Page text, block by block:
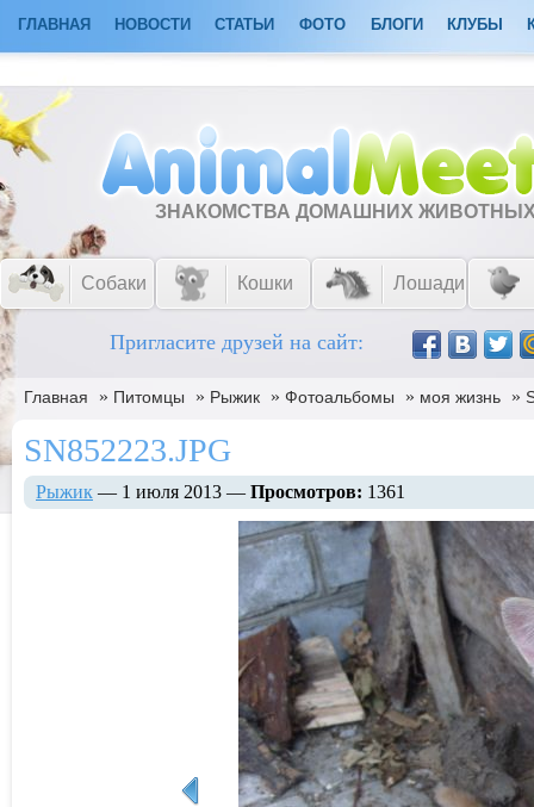
ГЛАВНАЯ НОВОСТИ СТАТЬИ ФОТО БЛОГИ КЛУБЫ
ЗНАКОМСТВА ДОМАШНИХ
Собаки Кошки Лошади
Пригласите друзей на сайт:
Главная » Питомцы » Рыжик » Фотоальбомы » моя жизнь »
SN852223.JPG
Рыжик — 1 июля 2013 — Просмотров: 1361